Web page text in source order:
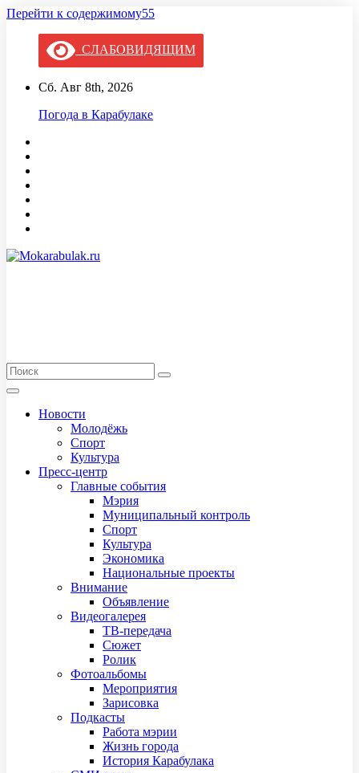
Перейти к содержимому55
СЛАБОВИДЯЩИМ
Сб. Авг 8th, 2026
Погода в Карабулаке
Новости
Молодёжь
Спорт
Культура
Пресс-центр
Главные события
Мэрия
Муниципальный контроль
Спорт
Культура
Экономика
Национальные проекты
Внимание
Объявление
Видеогалерея
ТВ-передача
Сюжет
Ролик
Фотоальбомы
Мероприятия
Зарисовка
Подкасты
Работа мэрии
Жизнь города
История Карабулака